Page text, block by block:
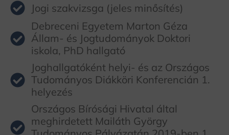
Jogi szakvizsga (jeles minősítés)
Debreceni Egyetem Marton Géza
Állam- és Jogtudományok Doktori
iskola, PhD hallgató
Joghallgatóként helyi- és az Országos
Tudományos Diákköri Konferencián 1.
helyezés
Országos Bírósági Hivatal által
meghirdetett Mailáth György